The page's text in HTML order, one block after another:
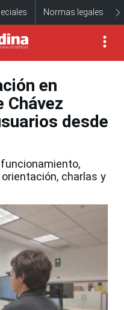
Normas legales
en
Chávez
desde
charlas y